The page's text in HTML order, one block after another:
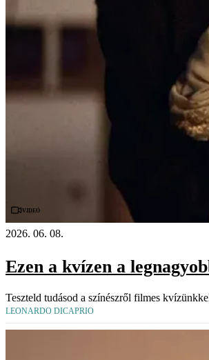
Videó
2026. 06. 08.
Ezen a kvízen a
Teszteld tudásod a színészről filmes
LEONARDO DICAPRIO